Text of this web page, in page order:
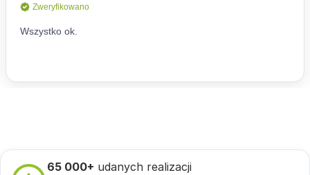
65 000+ udanych realizacji